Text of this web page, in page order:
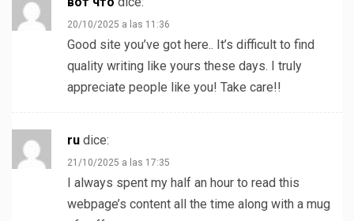
20/10/2025 a las 11:36
Good site you’ve got here.. It’s difficult to find
quality writing like yours these days. I truly
appreciate people like you! Take care!!
ru dice:
21/10/2025 a las 17:35
I always spent my half an hour to read this
webpage’s content all the time along with a mug